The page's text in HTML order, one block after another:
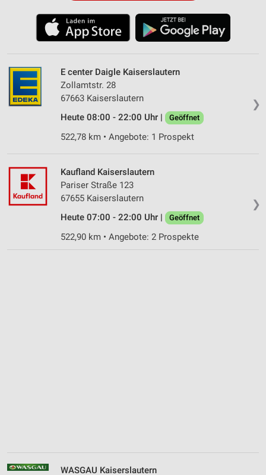
❯
E center Daigle Kaiserslautern
Zollamtstr. 28
67663 Kaiserslautern
Heute 08:00 - 22:00 Uhr |
Geöffnet
522,78 km • Angebote: 1 Prospekt
❯
Kaufland Kaiserslautern
Pariser Straße 123
67655 Kaiserslautern
Heute 07:00 - 22:00 Uhr |
Geöffnet
522,90 km • Angebote: 2 Prospekte
WASGAU Kaiserslautern